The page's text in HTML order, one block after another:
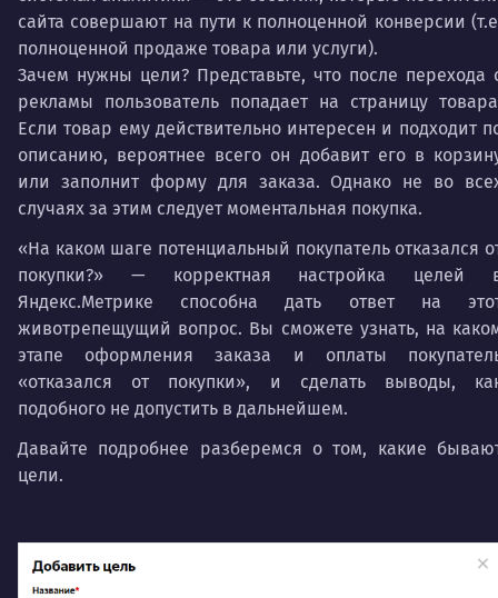
сайта совершают на пути к полноценной конверсии
полноценной продаже товара или услуги).
Зачем нужны цели? Представьте, что после перехода
рекламы пользователь попадает на страницу
Если товар ему действительно интересен и подходит
описанию, вероятнее всего он добавит его в
или заполнит форму для заказа. Однако не во
случаях за этим следует моментальная покупка.
«На каком шаге потенциальный покупатель отказался
покупки?» — корректная настройка целей
Яндекс.Метрике способна дать ответ на
животрепещущий вопрос. Вы сможете узнать, на
этапе оформления заказа и оплаты
«отказался от покупки», и сделать выводы,
подобного не допустить в дальнейшем.
Давайте подробнее разберемся о том, какие
цели.